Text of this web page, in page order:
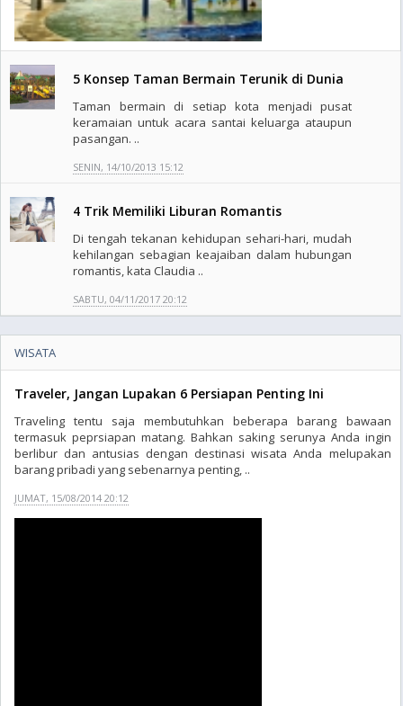
5 Konsep Taman Bermain Terunik di Dunia
Taman bermain di setiap kota menjadi pusat
keramaian untuk acara santai keluarga ataupun
pasangan. ..
SENIN, 14/10/2013 15:12
4 Trik Memiliki Liburan Romantis
Di tengah tekanan kehidupan sehari-hari, mudah
kehilangan sebagian keajaiban dalam hubungan
romantis, kata Claudia ..
SABTU, 04/11/2017 20:12
WISATA
Traveler, Jangan Lupakan 6 Persiapan Penting Ini
Traveling tentu saja membutuhkan beberapa barang bawaan
termasuk peprsiapan matang. Bahkan saking serunya Anda ingin
berlibur dan antusias dengan destinasi wisata Anda melupakan
barang pribadi yang sebenarnya penting, ..
JUMAT, 15/08/2014 20:12